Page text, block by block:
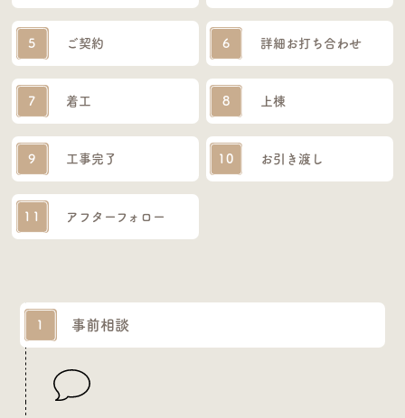
5 ご契約 6 詳細お打ち合わせ
7 着工 8 上棟
9 工事完了 10 お引き渡し
11 アフターフォロー
1 事前相談